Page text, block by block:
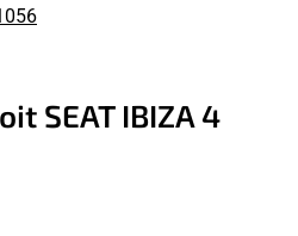
SEAT IBIZA 4